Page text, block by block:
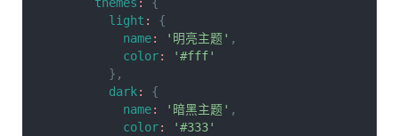
light :
{
name: '明亮主题' ,
color:
'#fff'
} ,
dark:
{
name: '暗黑主题' ,
color:
'#333'